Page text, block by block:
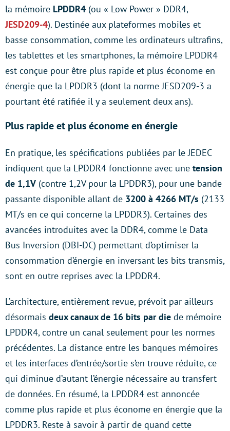
la mémoire LPDDR4 (ou « Low Power » DDR4,
JESD209-4). Destinée aux plateformes mobiles et
basse consommation, comme les ordinateurs ultrafins,
les tablettes et les smartphones, la mémoire LPDDR4
est conçue pour être plus rapide et plus économe en
énergie que la LPDDR3 (dont la norme JESD209-3 a
pourtant été ratifiée il y a seulement deux ans).
Plus rapide et plus économe en énergie
En pratique, les spécifications publiées par le JEDEC
indiquent que la LPDDR4 fonctionne avec une tension
de 1,1V (contre 1,2V pour la LPDDR3), pour une bande
passante disponible allant de 3200 à 4266 MT/s (2133
MT/s en ce qui concerne la LPDDR3). Certaines des
avancées introduites avec la DDR4, comme le Data
Bus Inversion (DBI-DC) permettant d’optimiser la
consommation d’énergie en inversant les bits transmis,
sont en outre reprises avec la LPDDR4.
L’architecture, entièrement revue, prévoit par ailleurs
désormais deux canaux de 16 bits par die de mémoire
LPDDR4, contre un canal seulement pour les normes
précédentes. La distance entre les banques mémoires
et les interfaces d’entrée/sortie s’en trouve réduite, ce
qui diminue d’autant l’énergie nécessaire au transfert
de données. En résumé, la LPDDR4 est annoncée
comme plus rapide et plus économe en énergie que la
LPDDR3. Reste à savoir à partir de quand cette